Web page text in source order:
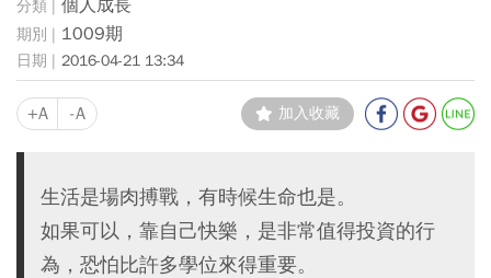
個人成長
1009期
2016-04-21 13:34
+A -A 加入收藏
生活是場肉搏戰，有時候生命也是。
如果可以，靠自己快樂，是非常值得投資的行
為，恐怕比許多學位來得重要。